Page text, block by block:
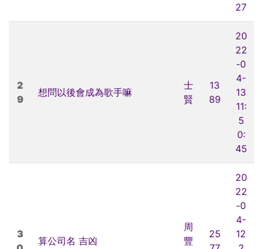
27
2
9
想問以後會成為歌手嘛
士
賢
13
89
20
22
-0
4-
13
11:
5
0:
45
3
算公司名 吉凶
周
豐
25
20
22
-0
4-
12